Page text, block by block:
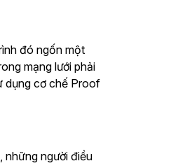
đó ngốn một
mạng lưới phải
dụng cơ chế Proof
những người điều